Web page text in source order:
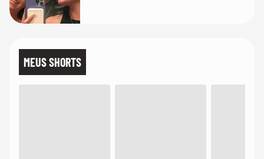
MEUS SHORTS